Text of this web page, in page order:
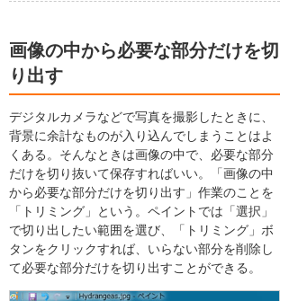
画像の中から必要な部分だけを切
り出す
デジタルカメラなどで写真を撮影したときに、
背景に余計なものが入り込んでしまうことはよ
くある。そんなときは画像の中で、必要な部分
だけを切り抜いて保存すればいい。「画像の中
から必要な部分だけを切り出す」作業のことを
「トリミング」という。ペイントでは「選択」
で切り出したい範囲を選び、「トリミング」ボ
タンをクリックすれば、いらない部分を削除し
て必要な部分だけを切り出すことができる。